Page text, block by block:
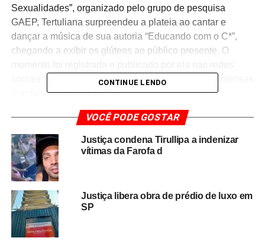
Sexualidades”, organizado pelo grupo de pesquisa
GAEP, Tertuliana surpreendeu a plateia ao cantar e
dançar a música de sua autoria “Educando com o C*”,
chegando a exibir os glúteos ao público presente. O
sociais, viralizando nacionalmente e provocando intensas
reações políticas e sociais.
Em resposta, a UFMA considerou o episódio um “ato
isolado”, mas alegou que a exposição causou prejuízos à
imagem institucional e sociais, solicitando à Justiça a
imposição de multa diária de R$ 5 mil caso Tertuliana
continuasse associando indevidamente seu nome à
instituição. A universidade também alega que a autora
estaria monetizando o conteúdo ao divulgar vídeos
adultos em plataformas como o Privacy, além da venda
de livros.
CONTINUE LENDO
VOCÊ PODE GOSTAR
Justiça condena Tirullipa a indenizar
vítimas da Farofa d
Justiça libera obra de prédio de luxo em
SP